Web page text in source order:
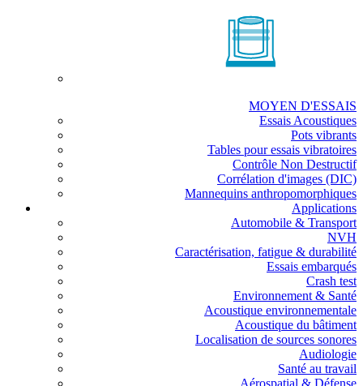
MOYEN D'ESSAIS
Essais Acoustiques
Pots vibrants
Tables pour essais vibratoires
Contrôle Non Destructif
Corrélation d'images (DIC)
Mannequins anthropomorphiques
Applications
Automobile & Transport
NVH
Caractérisation, fatigue & durabilité
Essais embarqués
Crash test
Environnement & Santé
Acoustique environnementale
Acoustique du bâtiment
Localisation de sources sonores
Audiologie
Santé au travail
Aérospatial & Défense